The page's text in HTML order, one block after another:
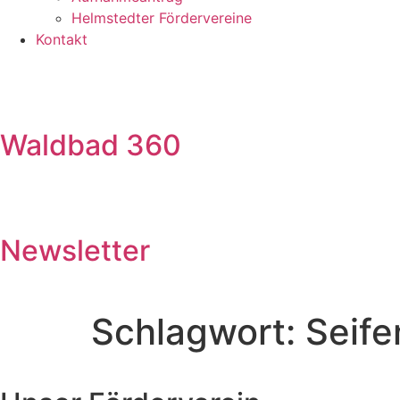
Helmstedter Fördervereine
Kontakt
Waldbad 360
Newsletter
Schlagwort: